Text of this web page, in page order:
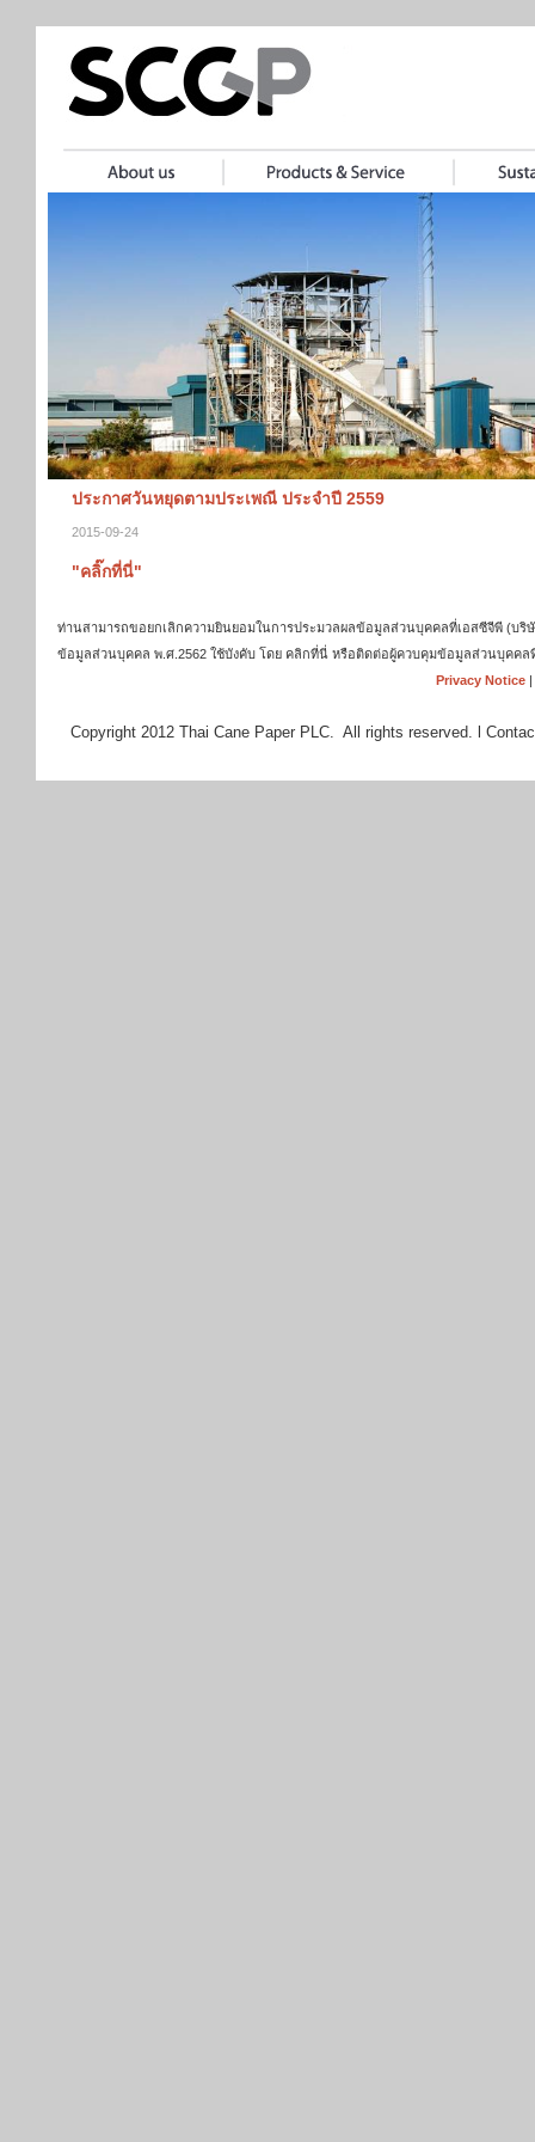
ประกาศวันหยุดตามประเพณี ประจำปี 2559
2015-09-24
"คลิ๊กที่นี่"
ท่านสามารถขอยกเลิกความยินยอมในการประมวลผลข้อมูลส่วนบุคคลที่เอสซีจีพี (บ
ข้อมูลส่วนบุคคล พ.ศ.2562 ใช้บังคับ โดย คลิกที่นี่ หรือติดต่อผู้ควบคุมข้อมูลส่วนบุคคล
Privacy Notice|
Copyright 2012 Thai Cane Paper PLC. All rights reserved. l